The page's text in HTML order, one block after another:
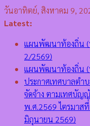
Skip
to
วันอาทิตย์, สิงหาคม 9,
Latest:
แผนพัฒนาท้องถิ่น (
2/2569)
แผนพัฒนาท้องถิ่น (
ประกาศเทศบาลตำ
จัดจ้าง ตามเทศบัญ
พ.ศ.2569 ไตรมาส
มิถุนายน 2569)